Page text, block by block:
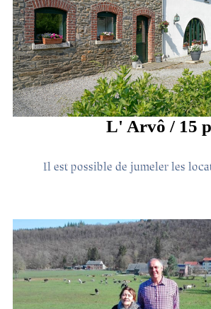
L' Arvô / 15 p
Il est possible de jumeler les